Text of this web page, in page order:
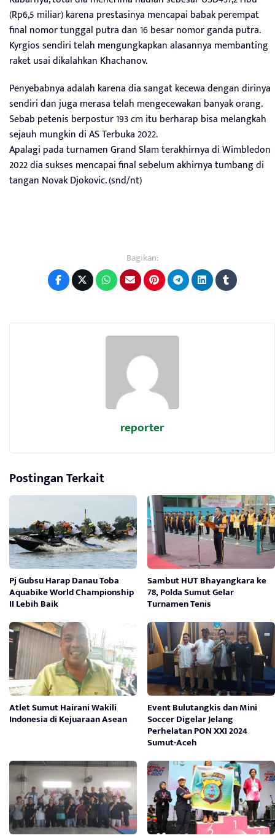
(Rp6,5 miliar) karena prestasinya mencapai babak perempat
final nomor tunggal putra dan 16 besar nomor ganda putra.
Kyrgios sendiri telah mengungkapkan alasannya membanting
raket usai dikalahkan Khachanov.
Penyebabnya adalah karena dia sangat kecewa dengan dirinya
sendiri dan juga merasa telah mengecewakan banyak orang.
Sebab petenis berpostur 193 cm itu berharap bisa melangkah
sejauh mungkin di AS Terbuka 2022.
Apalagi pada turnamen Grand Slam terakhirnya di Wimbledon
2022 dia sukses mencapai final sebelum akhirnya tumbang di
tangan Novak Djokovic. (snd/nt)
Bagikan:
reporter
Postingan Terkait
Pj Gubsu Harap Danau Toba
Aquabike World Championship
II Lebih Baik
Sambut HUT Bhayangkara ke
78, Polda Sumut Gelar
Turnamen Tenis
Atlet Sumut Hairani Wakili
Indonesia di Kejuaraan Asean
Event Bulutangkis dan Mini
Soccer Digelar Jelang
Perhelatan PON XXI 2024
Sumut-Aceh